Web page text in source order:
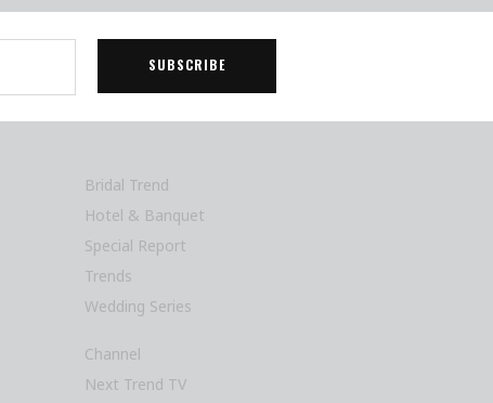
Bridal Trend
Hotel & Banquet
Special Report
Trends
Wedding Series
Channel
Next Trend TV